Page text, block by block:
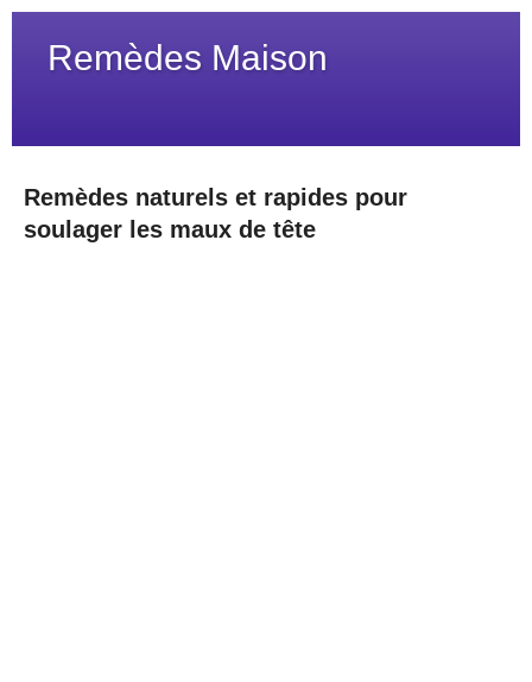
Remèdes Maison
Remèdes naturels et rapides pour
soulager les maux de tête